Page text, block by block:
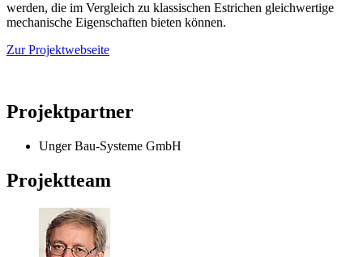
werden, die im Vergleich zu klassischen Estrichen gleichwertige
mechanische Eigenschaften bieten können.
Zur Projektwebseite
Projektpartner
Unger Bau-Systeme GmbH
Projektteam